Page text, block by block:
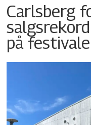
Carlsberg
på